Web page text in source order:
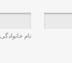
نام خانوادگی